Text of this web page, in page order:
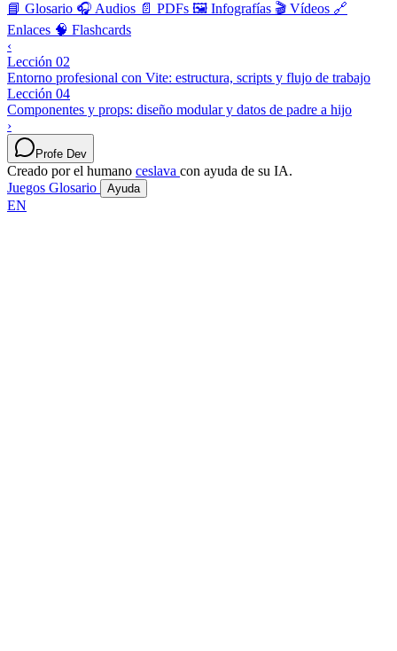
📘 Glosario 🎧 Audios 📄 PDFs 🖼️ Infografías 🎬 Vídeos 🔗
Enlaces 🧠 Flashcards
‹
Lección 02
Entorno profesional con Vite: estructura, scripts y flujo de trabajo
Lección 04
Componentes y props: diseño modular y datos de padre a hijo
›
Profe Dev
Creado por el humano ceslava con ayuda de su IA.
Juegos Glosario Ayuda
EN